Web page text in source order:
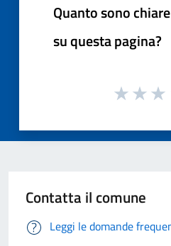
Quanto sono
su questa pagina?
Contatta il comune
Leggi le domande